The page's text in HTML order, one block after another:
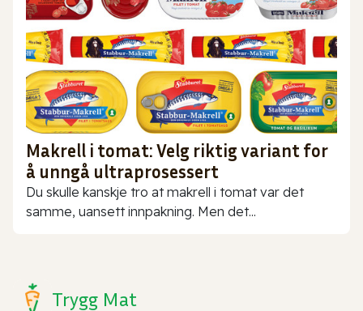
Makrell i tomat: Velg riktig variant for
å unngå ultraprosessert
Du skulle kanskje tro at makrell i tomat var det
samme, uansett innpakning. Men det...
Trygg Mat